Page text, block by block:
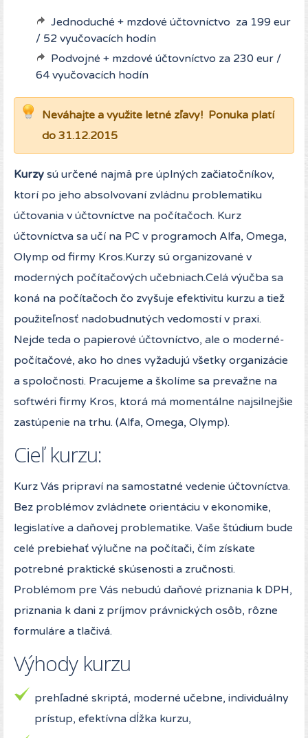
Jednoduché + mzdové účtovníctvo za 199 eur
/ 52 vyučovacích hodín
Podvojné + mzdové účtovníctvo za 230 eur /
64 vyučovacích hodín
Neváhajte a využite letné zľavy! Ponuka platí
do 31.12.2015
Kurzy sú určené najmä pre úplných začiatočníkov,
ktorí po jeho absolvovaní zvládnu problematiku
účtovania v účtovníctve na počítačoch. Kurz
účtovníctva sa učí na PC v programoch Alfa, Omega,
Olymp od firmy Kros.Kurzy sú organizované v
moderných počítačových učebniach.Celá výučba sa
koná na počítačoch čo zvyšuje efektivitu kurzu a tiež
použiteľnosť nadobudnutých vedomostí v praxi.
Nejde teda o papierové účtovníctvo, ale o moderné-
počítačové, ako ho dnes vyžadujú všetky organizácie
a spoločnosti. Pracujeme a školíme sa prevažne na
softwéri firmy Kros, ktorá má momentálne najsilnejšie
zastúpenie na trhu. (Alfa, Omega, Olymp).
Cieľ kurzu:
Kurz Vás pripraví na samostatné vedenie účtovníctva.
Bez problémov zvládnete orientáciu v ekonomike,
legislatíve a daňovej problematike. Vaše štúdium bude
celé prebiehať výlučne na počítači, čím získate
potrebné praktické skúsenosti a zručnosti.
Problémom pre Vás nebudú daňové priznania k DPH,
priznania k dani z príjmov právnických osôb, rôzne
formuláre a tlačivá.
Výhody kurzu
prehľadné skriptá, moderné učebne, individuálny
prístup, efektívna dĺžka kurzu,